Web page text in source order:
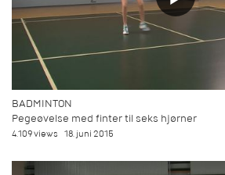
BADMINTON
Pegeøvelse med finter til seks hjørner
4.109 views 18. juni 2015